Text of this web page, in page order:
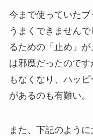
今まで使っていた
うまくできません
るための「止め」
は邪魔だったので
もなくなり、ハッ
があるのも有難い。
また、下記のよう